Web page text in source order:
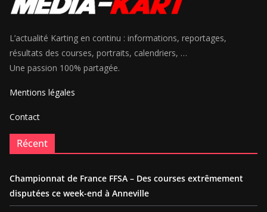
L’actualité Karting en continu : informations, reportages,
résultats des courses, portraits, calendriers, …
Une passion 100% partagée.
Mentions légales
Contact
Récent
Championnat de France FFSA – Des courses extrêmement
disputées ce week-end à Anneville